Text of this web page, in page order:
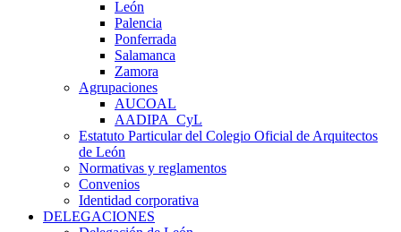
León
Palencia
Ponferrada
Salamanca
Zamora
Agrupaciones
AUCOAL
AADIPA_CyL
Estatuto Particular del Colegio Oficial de Arquitectos
de León
Normativas y reglamentos
Convenios
Identidad corporativa
DELEGACIONES